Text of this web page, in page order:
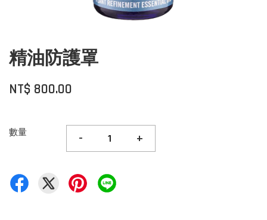
精油防護罩
NT$ 800.00
數量 - +